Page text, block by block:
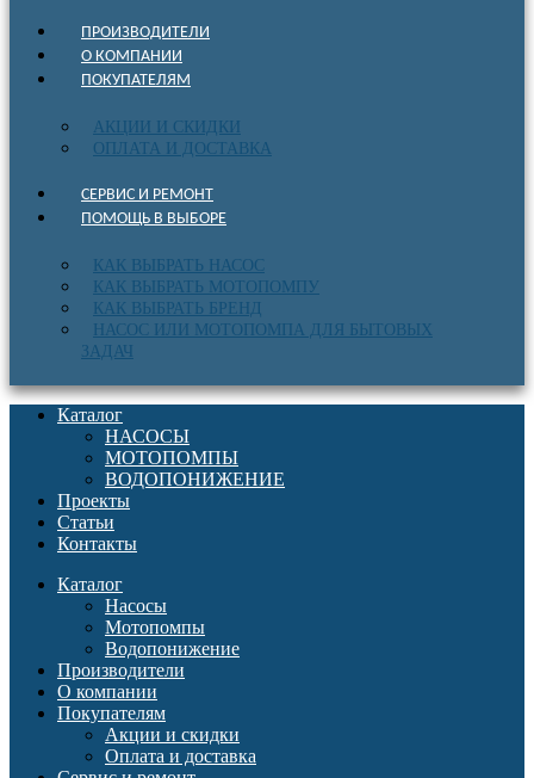
ПРОИЗВОДИТЕЛИ
О КОМПАНИИ
ПОКУПАТЕЛЯМ
АКЦИИ И СКИДКИ
ОПЛАТА И ДОСТАВКА
СЕРВИС И РЕМОНТ
ПОМОЩЬ В ВЫБОРЕ
КАК ВЫБРАТЬ НАСОС
КАК ВЫБРАТЬ МОТОПОМПУ
КАК ВЫБРАТЬ БРЕНД
НАСОС ИЛИ МОТОПОМПА ДЛЯ БЫТОВЫХ
ЗАДАЧ
Каталог
НАСОСЫ
МОТОПОМПЫ
ВОДОПОНИЖЕНИЕ
Проекты
Статьи
Контакты
Каталог
Насосы
Мотопомпы
Водопонижение
Производители
О компании
Покупателям
Акции и скидки
Оплата и доставка